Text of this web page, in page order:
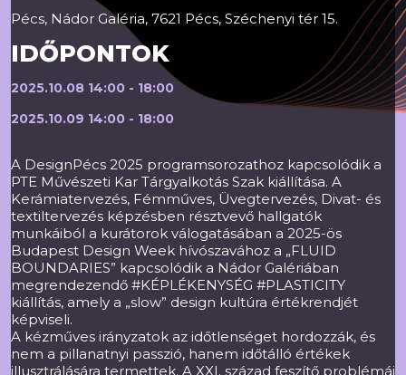
Pécs, Nádor Galéria, 7621 Pécs, Széchenyi tér 15.
IDŐPONTOK
2025.10.08 14:00 - 18:00
2025.10.09 14:00 - 18:00
A DesignPécs 2025 programsorozathoz kapcsolódik a
PTE Művészeti Kar Tárgyalkotás Szak kiállítása. A
Kerámiatervezés, Fémműves, Üvegtervezés, Divat- és
textiltervezés képzésben résztvevő hallgatók
munkáiból a kurátorok válogatásában a 2025-ös
Budapest Design Week hívószavához a „FLUID
BOUNDARIES” kapcsolódik a Nádor Galériában
megrendezendő #KÉPLÉKENYSÉG #PLASTICITY
kiállítás, amely a „slow” design kultúra értékrendjét
képviseli.
A kézműves irányzatok az időtlenséget hordozzák, és
nem a pillanatnyi passzió, hanem időtálló értékek
illusztrálására termettek. A XXI. század feszítő problémái